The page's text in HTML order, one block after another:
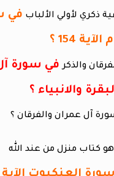
في سورة
والانبياء ؟
آل عمران والفرقان ؟